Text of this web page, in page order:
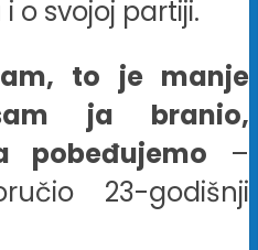
o svojoj partiji.
to je manje
ja branio,
–
23-godišnji